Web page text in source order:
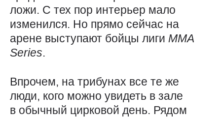
ложи. С тех пор интерьер мало
изменился. Но прямо сейчас на
арене выступают бойцы лиги MMA
Series.
Впрочем, на трибунах все те же
люди, кого можно увидеть в зале
в обычный цирковой день. Рядом